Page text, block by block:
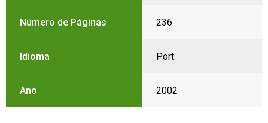
Número de Páginas 236
Idioma Port.
Ano 2002